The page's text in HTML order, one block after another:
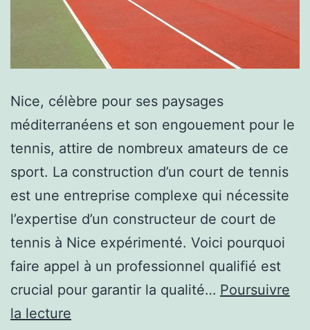
Nice, célèbre pour ses paysages
méditerranéens et son engouement pour le
tennis, attire de nombreux amateurs de ce
sport. La construction d’un court de tennis
est une entreprise complexe qui nécessite
l’expertise d’un constructeur de court de
tennis à Nice expérimenté. Voici pourquoi
faire appel à un professionnel qualifié est
crucial pour garantir la qualité… Poursuivre
la lecture